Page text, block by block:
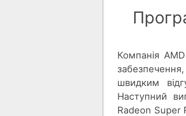
Компанія
швидким
Наступний
Radeon Super